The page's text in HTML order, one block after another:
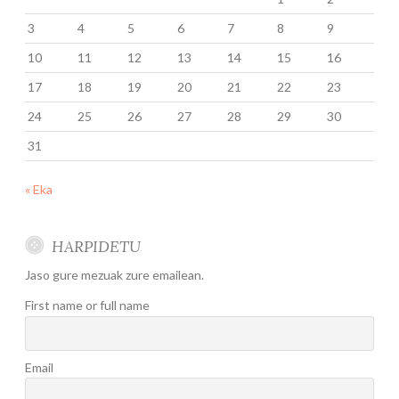
3
4 5 6 7 8
9
10
11 12 13 14 15
16
17
18 19 20 21 22
23
24
25 26 27 28 29
30
31
« Eka
HARPIDETU
Jaso gure mezuak zure emailean.
First name or full name
Email